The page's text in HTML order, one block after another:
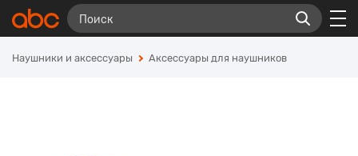
Наушники и аксессуары Аксессуары для наушников